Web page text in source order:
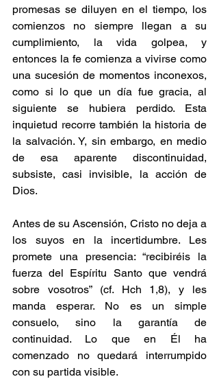
promesas se diluyen en el tiempo, los
comienzos no siempre llegan a su
cumplimiento, la vida golpea, y
entonces la fe comienza a vivirse como
una sucesión de momentos inconexos,
como si lo que un día fue gracia, al
siguiente se hubiera perdido. Esta
inquietud recorre también la historia de
la salvación. Y, sin embargo, en medio
de esa aparente discontinuidad,
subsiste, casi invisible, la acción de
Dios.
Antes de su Ascensión, Cristo no deja a
los suyos en la incertidumbre. Les
promete una presencia: “recibiréis la
fuerza del Espíritu Santo que vendrá
sobre vosotros” (cf. Hch 1,8), y les
manda esperar. No es un simple
consuelo, sino la garantía de
continuidad. Lo que en Él ha
comenzado no quedará interrumpido
con su partida visible.